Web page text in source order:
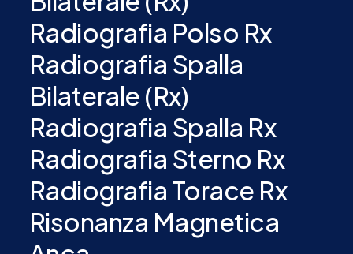
Radiografia Polso Rx
Radiografia Spalla
Bilaterale (Rx)
Radiografia Spalla Rx
Radiografia Sterno Rx
Radiografia Torace Rx
Risonanza Magnetica